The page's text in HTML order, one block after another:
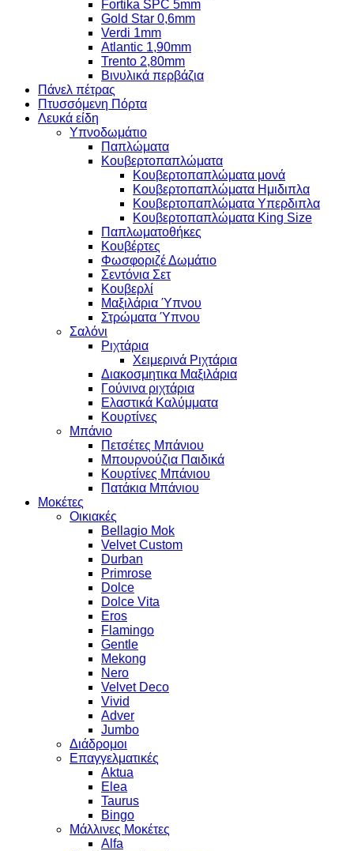
Fortika SPC 5mm
Gold Star 0,6mm
Verdi 1mm
Atlantic 1,90mm
Trento 2,80mm
Βινυλικά περβάζια
Πάνελ πέτρας
Πτυσσόμενη Πόρτα
Λευκά είδη
Υπνοδωμάτιο
Παπλώματα
Κουβερτοπαπλώματα
Κουβερτοπαπλώματα μονά
Κουβερτοπαπλώματα Ημιδιπλα
Κουβερτοπαπλώματα Υπερδιπλα
Κουβερτοπαπλώματα King Size
Παπλωματοθήκες
Κουβέρτες
Φωσφοριζέ Δωμάτιο
Σεντόνια Σετ
Κουβερλί
Μαξιλάρια Ύπνου
Στρώματα Ύπνου
Σαλόνι
Ριχτάρια
Χειμερινά Ριχτάρια
Διακοσμητικα Μαξιλάρια
Γούνινα ριχτάρια
Ελαστικά Καλύμματα
Κουρτίνες
Μπάνιο
Πετσέτες Μπάνιου
Μπουρνούζια Παιδικά
Κουρτίνες Μπάνιου
Πατάκια Μπάνιου
Μοκέτες
Οικιακές
Bellagio Mok
Velvet Custom
Durban
Primrose
Dolce
Dolce Vita
Eros
Flamingo
Gentle
Mekong
Nero
Velvet Deco
Vivid
Adver
Jumbo
Διάδρομοι
Επαγγελματικές
Aktua
Elea
Taurus
Bingo
Μάλλινες Μοκέτες
Alfa